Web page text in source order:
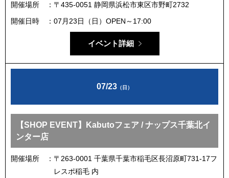
開催場所
〒435-0051 静岡県浜松市東区市野町2732
開催日時
07月23日（日）OPEN～17:00
イベント詳細
07/23 （日）
【SHOP EVENT】Kabutoフェア / ナップス千葉北イ
ンター店
開催場所
〒263-0001 千葉県千葉市稲毛区長沼原町731-17フ
レスポ稲毛 内